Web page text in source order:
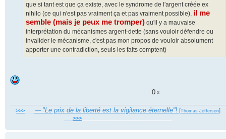
que si tant est que ça existe, avec le syndrome de l'argent créée ex
nihilo (ce qui n'est pas vraiment ça et pas vraiment possible), il me
semble (mais je peux me tromper) qu'il y a mauvaise
interprétation du mécanismes argent-dette (sans vouloir défendre ou
invalider le mécanisme, c'est pas mon propos de vouloir absolument
apporter une contradiction, seuls les faits comptent)
0 x
>>> — "Le prix de la liberté est la vigilance éternelle"! [Thomas Jefferson]
>>>